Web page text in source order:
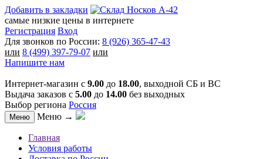
Добавить в закладки
самые низкие цены в интернете
Регистрация Вход
Для звонков по России: 8 (926) 365-47-43
или 8 (499) 397-79-07 или
Напишите нам
Интернет-магазин с 9.00 до 18.00, выходной СБ и ВС
Выдача заказов с 5.00 до 14.00 без выходных
Выбор региона Россия
Меню Меню →
Главная
Условия работы